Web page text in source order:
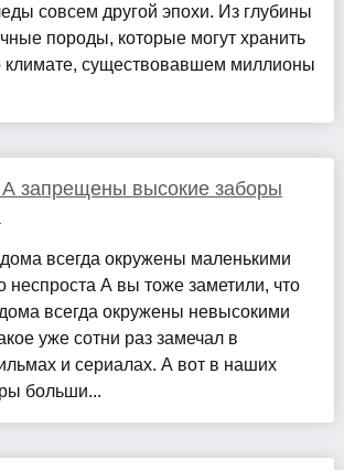
совсем другой эпохи. Из глубины
породы, которые могут хранить
существовавшем миллионы
запрещены высокие заборы
всегда окружены маленькими
неспроста А вы тоже заметили, что
всегда окружены невысокими
уже сотни раз замечал в
и сериалах. А вот в наших
больши...